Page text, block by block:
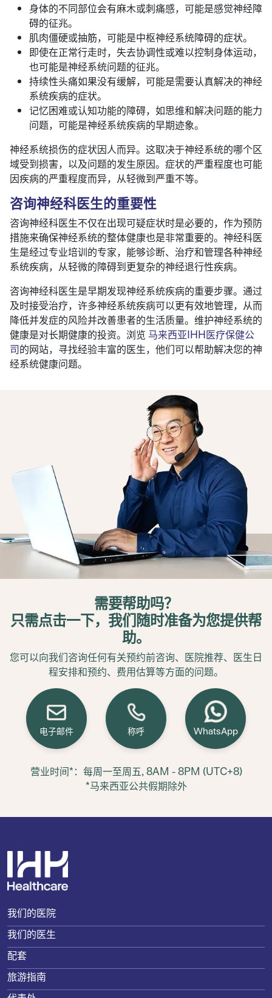
身体的不同部位会有麻木或刺痛感，可能是感觉神经障
碍的征兆。
肌肉僵硬或抽筋，可能是中枢神经系统障碍的症状。
即使在正常行走时，失去协调性或难以控制身体运动，
也可能是神经系统问题的征兆。
持续性头痛如果没有缓解，可能是需要认真解决的神经
系统疾病的症状。
记忆困难或认知功能的障碍，如思维和解决问题的能力
问题，可能是神经系统疾病的早期迹象。
神经系统损伤的症状因人而异。这取决于神经系统的哪个区
域受到损害，以及问题的发生原因。症状的严重程度也可能
因疾病的严重程度而异，从轻微到严重不等。
咨询神经科医生的重要性
咨询神经科医生不仅在出现可疑症状时是必要的，作为预防
措施来确保神经系统的整体健康也是非常重要的。神经科医
生是经过专业培训的专家，能够诊断、治疗和管理各种神经
系统疾病，从轻微的障碍到更复杂的神经退行性疾病。
咨询神经科医生是早期发现神经系统疾病的重要步骤。通过
及时接受治疗，许多神经系统疾病可以更有效地管理，从而
降低并发症的风险并改善患者的生活质量。维护神经系统的
健康是对长期健康的投资。浏览 马来西亚IHH医疗保健公
司的网站，寻找经验丰富的医生，他们可以帮助解决您的神
经系统健康问题。
需要帮助吗？
只需点击一下，我们随时准备为您提供帮
助。
您可以向我们咨询任何有关预约前咨询、医院推荐、医生日
程安排和预约、费用估算等方面的问题。
电子邮件 称呼 WhatsApp
营业时间*：每周一至周五, 8AM - 8PM (UTC+8)
*马来西亚公共假期除外
我们的医院
我们的医生
配套
旅游指南